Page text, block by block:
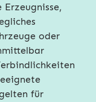
oder
für